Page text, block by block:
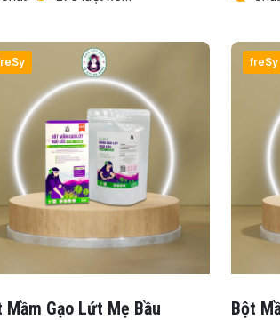
Mầm Gạo Lứt Mẹ Bầu
freSy
Bột